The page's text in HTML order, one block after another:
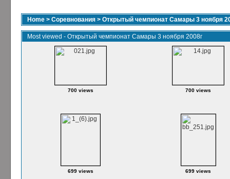
Home > Соревнования > Открытый чемпионат Самары 3 ноября
Most viewed - Открытый чемпионат Самары 3 ноября 2008г
700 views 700 views
699 views 699 views